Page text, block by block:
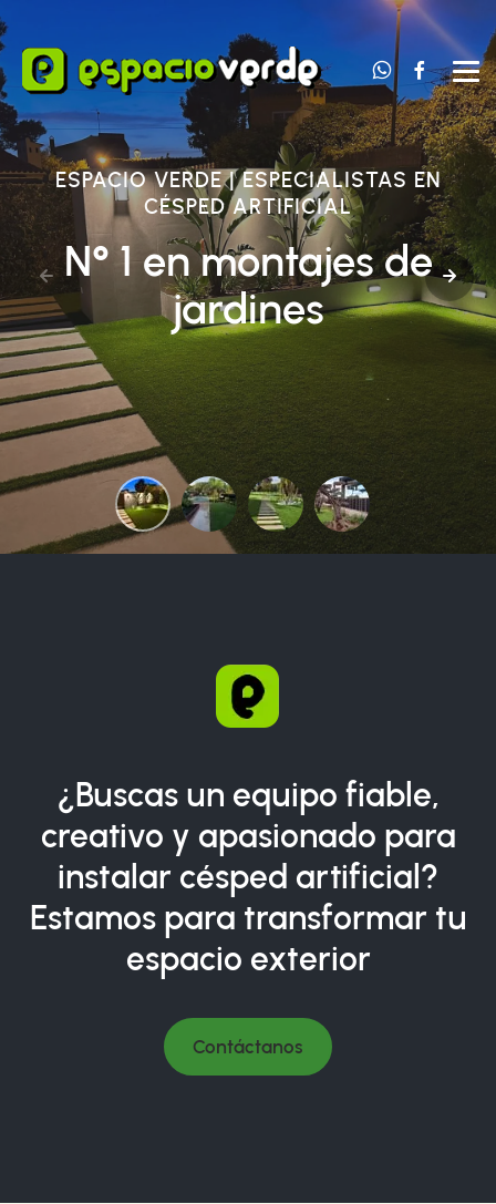
Contacta
ESPACIO VERDE | ESPECIALISTAS EN
CÉSPED ARTIFICIAL
N° 1 en montajes de
jardines
¿Buscas un equipo fiable,
creativo y apasionado para
instalar césped artificial?
Estamos para transformar tu
espacio exterior
Contáctanos